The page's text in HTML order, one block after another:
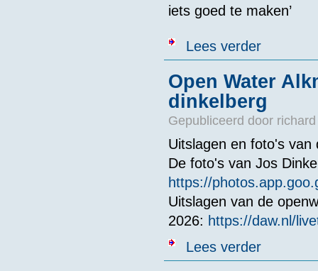
iets goed te maken’
Lees verderover
Open Water
dinkelberg
Gepubliceerd door
Uitslagen en foto's
De foto's van Jos
https://
Uitslagen van de
2026: https://daw.nl/
Lees verderover Open